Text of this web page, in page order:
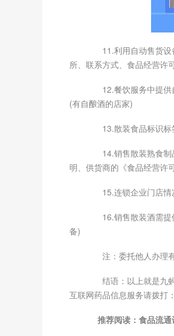
11.利用自动售货设
所、联系方式、食品经营许
12.餐饮服务中提供
(有自酿酒的店家)
13.散装食品标识标
14.销售散装熟食制
明、供货商的《食品经营许
15.连锁企业门店情
16.销售散装酒需提
备)
注：委托他人办理有
结语：以上就是九蚂
互联网药品信息服务请拨打：
推荐阅读： 食品流